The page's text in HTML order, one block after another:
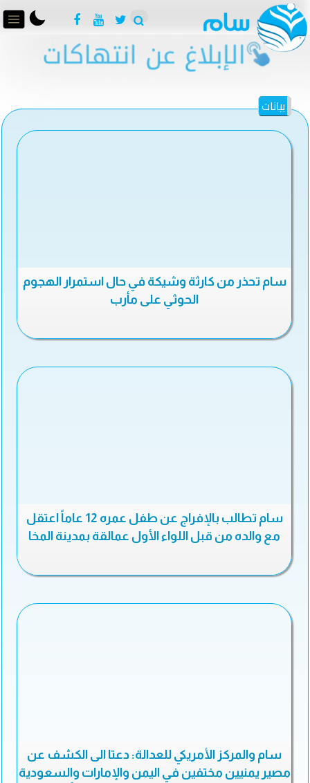
بيانات
سام تحذر من كارثة وشيكة في حال استمرار الهجوم
الحوثي على مأرب
سام تطالب بالإفراج عن طفل عمره 12 عاماً اعتقل
مع والده من قبل اللواء الأول عمالقة بمدينة المخا
سام والمركز الأمريكي للعدالة: دعتا الى الكشف عن
مصير يمنيين مختفين في اليمن والإمارات والسعودية